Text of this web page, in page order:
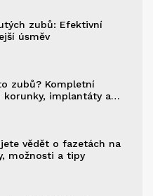
zubů: Efektivní
úsměv
zubů? Kompletní
korunky, implantáty a
vědět o fazetách na
možnosti a tipy